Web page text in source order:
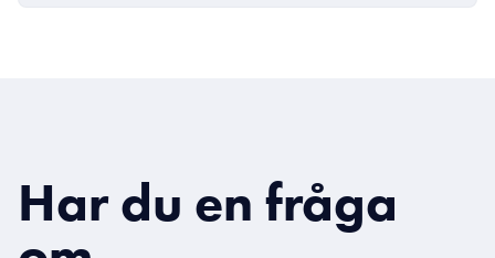
Har du en fråga